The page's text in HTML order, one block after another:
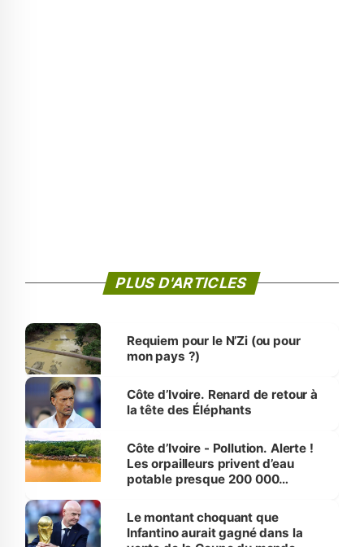
PLUS D'ARTICLES
Requiem pour le N’Zi (ou pour
mon pays ?)
Côte d’Ivoire. Renard de retour à
la tête des Éléphants
Côte d’Ivoire - Pollution. Alerte !
Les orpailleurs privent d’eau
potable presque 200 000
Le montant choquant que
Infantino aurait gagné dans la